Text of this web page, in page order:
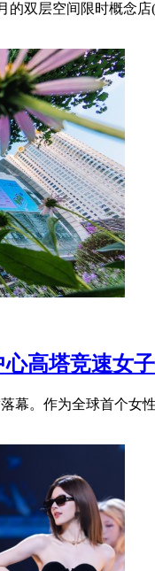
双层空间限时概念
高塔竞速女
幕。作为全球首个女